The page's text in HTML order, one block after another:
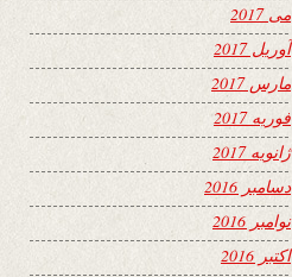
می 2017
آوریل 2017
مارس 2017
فوریه 2017
ژانویه 2017
دسامبر 2016
نوامبر 2016
اکتبر 2016